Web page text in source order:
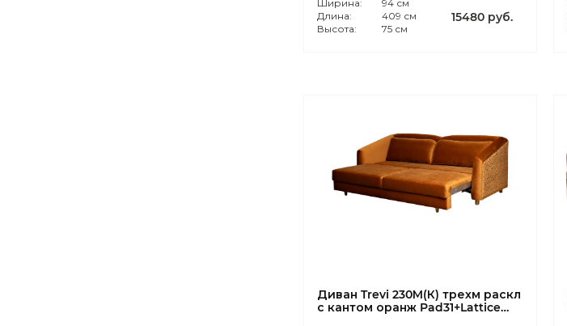
Ширина:
94 см
Длина:
409 см
Высота:
75 см
15480 руб.
Диван Trevi 230М(К) трехм раскл
с кантом оранж Pad31+Lattice